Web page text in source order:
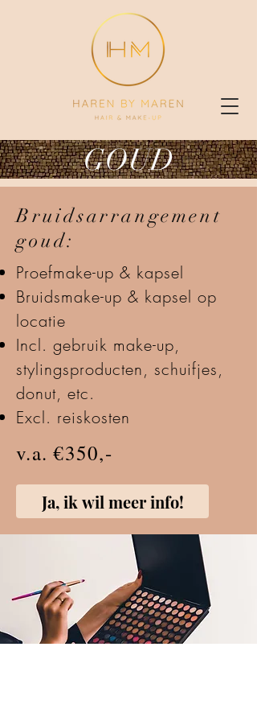
GOUD
Bruidsarrangement
goud:
Proefmake-up & kapsel
Bruidsmake-up & kapsel op
locatie
Incl. gebruik make-up,
stylingsproducten, schuifjes,
donut, etc.
Excl. reiskosten
v.a. €350,-
Ja, ik wil meer info!